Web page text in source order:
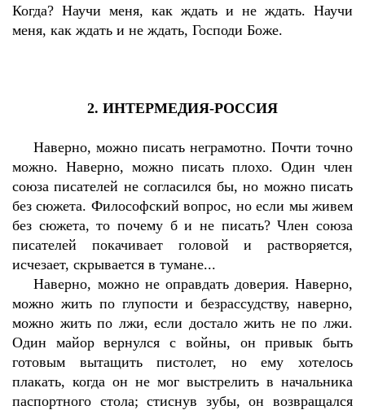
Когда? Научи меня, как ждать и не ждать. Научи
меня, как ждать и не ждать, Господи Боже.
2. ИНТЕРМЕДИЯ-РОССИЯ
Наверно, можно писать неграмотно. Почти точно
можно. Наверно, можно писать плохо. Один член
союза писателей не согласился бы, но можно писать
без сюжета. Философский вопрос, но если мы живем
без сюжета, то почему б и не писать? Член союза
писателей покачивает головой и растворяется,
исчезает, скрывается в тумане...
Наверно, можно не оправдать доверия. Наверно,
можно жить по глупости и безрассудству, наверно,
можно жить по лжи, если достало жить не по лжи.
Один майор вернулся с войны, он привык быть
готовым вытащить пистолет, но ему хотелось
плакать, когда он не мог выстрелить в начальника
паспортного стола; стиснув зубы, он возвращался